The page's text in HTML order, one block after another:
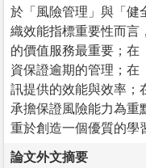
於「風險管理」與「健
織效能指標重要性而言
的價值服務最重要；在
資保證逾期的管理；在
訊提供的效能與效率；
承擔保證風險能力為重
重於創造一個優質的學
論文外文摘要